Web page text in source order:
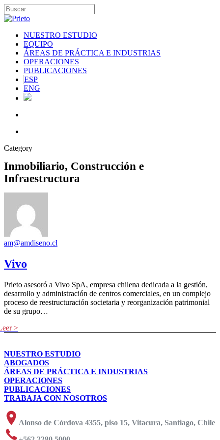
NUESTRO ESTUDIO
EQUIPO
ÁREAS DE PRÁCTICA E INDUSTRIAS
OPERACIONES
PUBLICACIONES
ESP
ENG
Category
Inmobiliario, Construcción e
Infraestructura
am@amdiseno.cl
Vivo
Prieto asesoró a Vivo SpA, empresa chilena dedicada a la gestión,
desarrollo y administración de centros comerciales, en un complejo
proceso de reestructuración societaria y reorganización patrimonial
de su grupo…
NUESTRO ESTUDIO
ABOGADOS
ÁREAS DE PRÁCTICA E INDUSTRIAS
OPERACIONES
PUBLICACIONES
TRABAJA CON NOSOTROS
Alonso de Córdova 4355, piso 15, Vitacura, Santiago, Chile